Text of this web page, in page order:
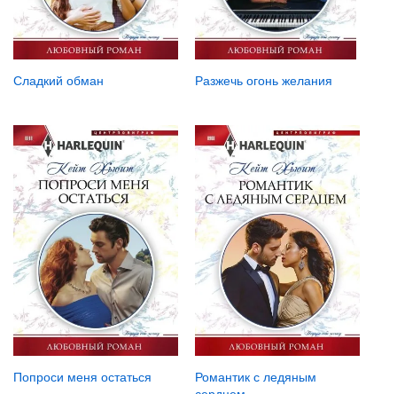
Сладкий обман Разжечь огонь желания
Попроси меня остаться
Романтик с ледяным